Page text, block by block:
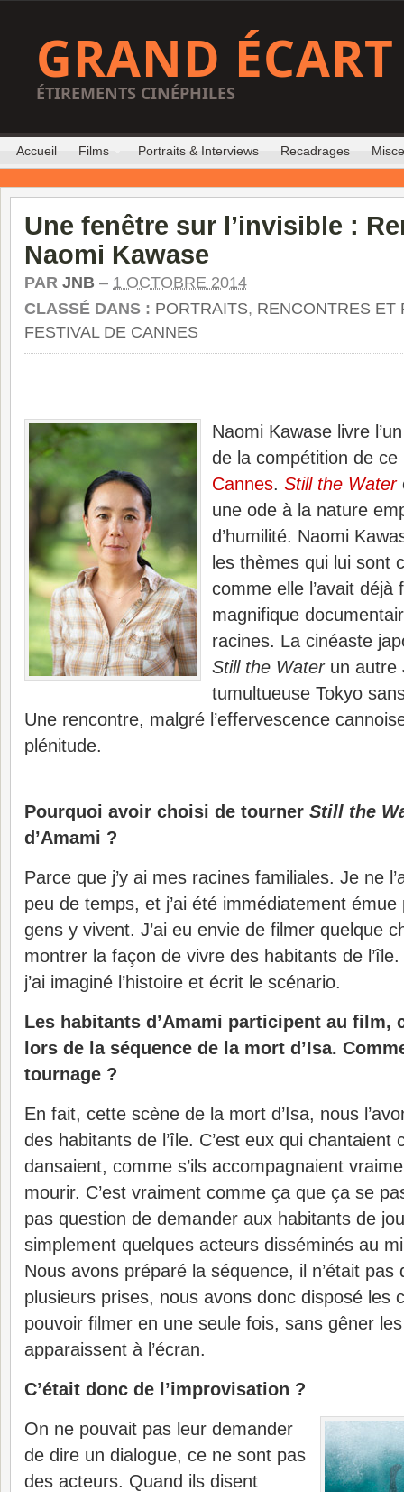
GRAND ÉCART
ÉTIREMENTS CINÉPHILES
Accueil Films Portraits & Interviews Recadrages
Une fenêtre sur l’invisible :
Naomi Kawase
PAR JNB – 1 OCTOBRE 2014
CLASSÉ DANS : PORTRAITS, RENCONTRES ET
FESTIVAL DE CANNES
Naomi Kawase livre
de la compétition de ce
Cannes. Still the Water
une ode à la nature
d’humilité. Naomi
les thèmes qui lui sont
comme elle l’avait déjà
magnifique
racines. La cinéaste
Still the Waterun autre
tumultueuse Tokyo
Une rencontre, malgré l’effervescence
plénitude.
Pourquoi avoir choisi de tourner Still the
d’Amami ?
Parce que j’y ai mes racines familiales. Je ne
peu de temps, et j’ai été immédiatement
gens y vivent. J’ai eu envie de filmer quelque
montrer la façon de vivre des habitants de l’île.
j’ai imaginé l’histoire et écrit le scénario.
Les habitants d’Amami participent au film,
lors de la séquence de la mort d’Isa.
tournage ?
En fait, cette scène de la mort d’Isa, nous
des habitants de l’île. C’est eux qui chantaient
dansaient, comme s’ils accompagnaient
mourir. C’est vraiment comme ça que ça se
pas question de demander aux habitants de
simplement quelques acteurs disséminés au
Nous avons préparé la séquence, il n’était pas
plusieurs prises, nous avons donc disposé les
pouvoir filmer en une seule fois, sans gêner
apparaissent à l’écran.
C’était donc de l’improvisation ?
On ne pouvait pas leur demander
de dire un dialogue, ce ne sont pas
des acteurs. Quand ils disent